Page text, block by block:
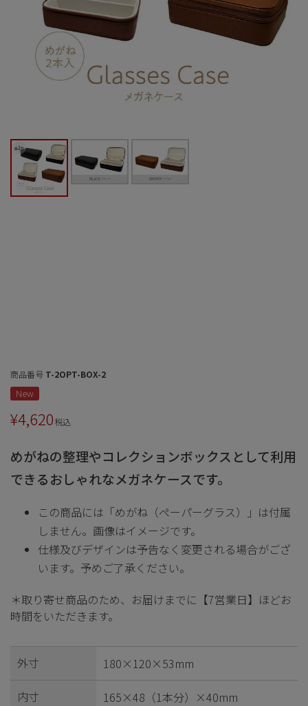
商品番号 T-2OPT-BOX-2
New
¥4,620税込
めがねの整理やコレクションボックスとして利用
できるおしゃれなメガネケースです。
この商品には「めがね（ペーパーグラス）」は付属
しません。画像はイメージです。
仕様及びデザインは予告なく変更される場合がござ
います。予めご了承ください。
＊取り寄せ商品のため、お届けまでに【7営業日】ほどお
時間をいただきます。
外寸
180×120×53mm
内寸
165×48（1本分）×40mm